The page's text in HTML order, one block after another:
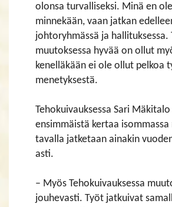
olonsa turvalliseksi. Minä en
minnekään, vaan jatkan
johtoryhmässä ja hallituksessa.
muutoksessa hyvää on ollut
kenelläkään ei ole ollut pelkoa
menetyksestä.
Tehokuivauksessa Sari
ensimmäistä kertaa isommassa
tavalla jatketaan ainakin
asti.
– Myös Tehokuivauksessa
jouhevasti. Työt jatkuivat